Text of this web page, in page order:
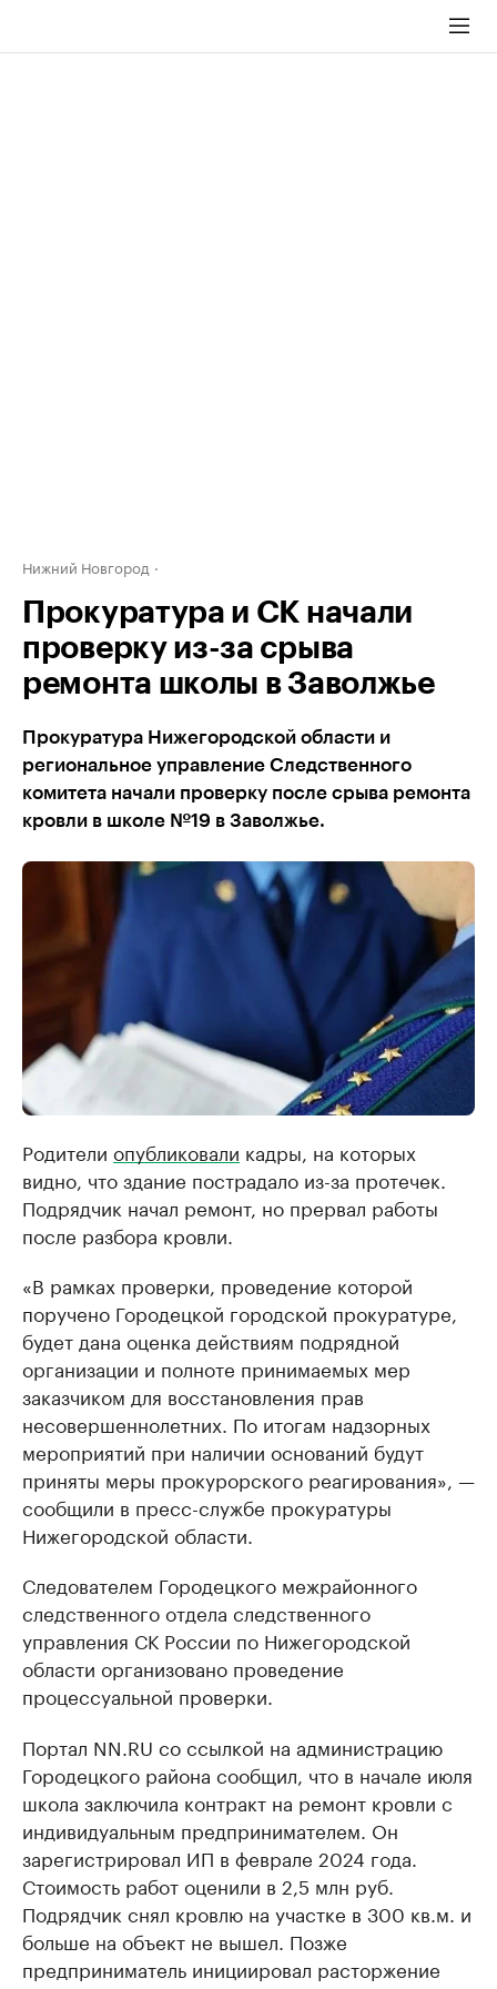
Нижний Новгород
Прокуратура и СК начали
проверку из-за срыва
ремонта школы в Заволжье
Прокуратура Нижегородской области и
региональное управление Следственного
комитета начали проверку после срыва ремонта
кровли в школе №19 в Заволжье.
Родители опубликовали кадры, на которых
видно, что здание пострадало из-за протечек.
Подрядчик начал ремонт, но прервал работы
после разбора кровли.
«В рамках проверки, проведение которой
поручено Городецкой городской прокуратуре,
будет дана оценка действиям подрядной
организации и полноте принимаемых мер
заказчиком для восстановления прав
несовершеннолетних. По итогам надзорных
мероприятий при наличии оснований будут
приняты меры прокурорского реагирования», —
сообщили в пресс-службе прокуратуры
Нижегородской области.
Следователем Городецкого межрайонного
следственного отдела следственного
управления СК России по Нижегородской
области организовано проведение
процессуальной проверки.
Портал NN.RU со ссылкой на администрацию
Городецкого района сообщил, что в начале июля
школа заключила контракт на ремонт кровли с
индивидуальным предпринимателем. Он
зарегистрировал ИП в феврале 2024 года.
Стоимость работ оценили в 2,5 млн руб.
Подрядчик снял кровлю на участке в 300 кв.м. и
больше на объект не вышел. Позже
предприниматель инициировал расторжение